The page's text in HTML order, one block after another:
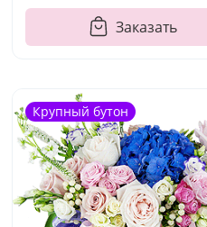
Заказать
Крупный бутон